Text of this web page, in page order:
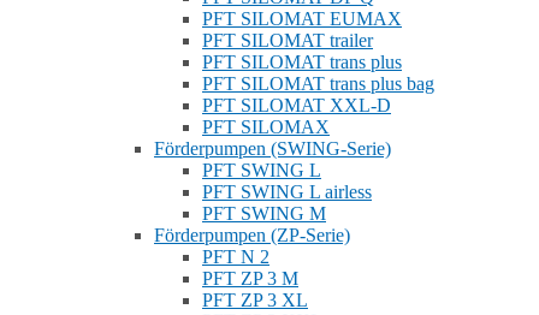
PFT SILOMAT EUMAX
PFT SILOMAT trailer
PFT SILOMAT trans plus
PFT SILOMAT trans plus bag
PFT SILOMAT XXL-D
PFT SILOMAX
Förderpumpen (SWING-Serie)
PFT SWING L
PFT SWING L airless
PFT SWING M
Förderpumpen (ZP-Serie)
PFT N 2
PFT ZP 3 M
PFT ZP 3 XL